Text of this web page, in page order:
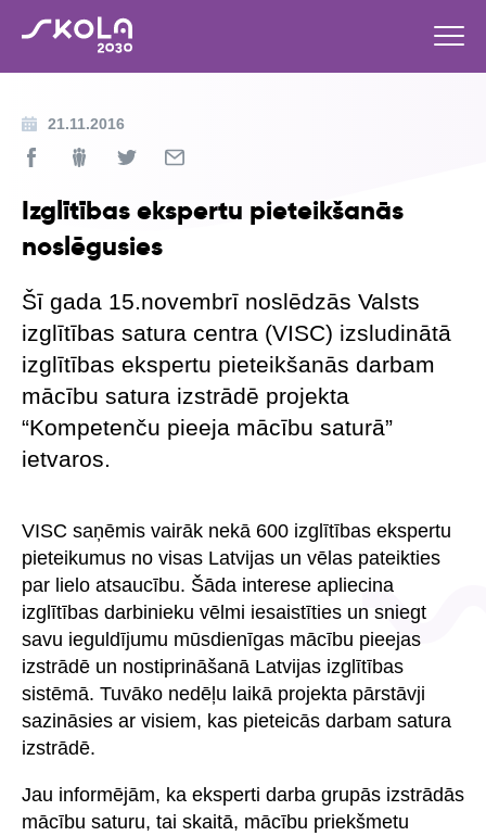
21.11.2016
Izglītības ekspertu pieteikšanās
noslēgusies
Šī gada 15.novembrī noslēdzās Valsts
izglītības satura centra (VISC) izsludinātā
izglītības ekspertu pieteikšanās darbam
mācību satura izstrādē projekta
“Kompetenču pieeja mācību saturā”
ietvaros.
VISC saņēmis vairāk nekā 600 izglītības ekspertu
pieteikumus no visas Latvijas un vēlas pateikties
par lielo atsaucību. Šāda interese apliecina
izglītības darbinieku vēlmi iesaistīties un sniegt
savu ieguldījumu mūsdienīgas mācību pieejas
izstrādē un nostiprināšanā Latvijas izglītības
sistēmā. Tuvāko nedēļu laikā projekta pārstāvji
sazināsies ar visiem, kas pieteicās darbam satura
izstrādē.
Jau informējām, ka eksperti darba grupās izstrādās
mācību saturu, tai skaitā, mācību priekšmetu